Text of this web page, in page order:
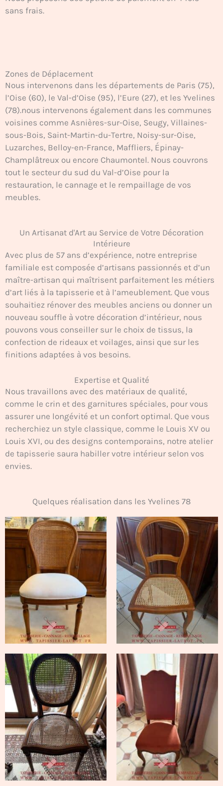
sans frais.
Zones de Déplacement
Nous intervenons dans les départements de Paris (75),
l’Oise (60), le Val-d’Oise (95), l’Eure (27), et les Yvelines
(78).nous intervenons également dans les communes
voisines comme Asnières-sur-Oise, Seugy, Villaines-
sous-Bois, Saint-Martin-du-Tertre, Noisy-sur-Oise,
Luzarches, Belloy-en-France, Maffliers, Épinay-
Champlâtreux ou encore Chaumontel. Nous couvrons
tout le secteur du sud du Val-d’Oise pour la
restauration, le cannage et le rempaillage de vos
meubles.
Un Artisanat d'Art au Service de Votre Décoration
Intérieure
Avec plus de 57 ans d’expérience, notre entreprise
familiale est composée d’artisans passionnés et d’un
maître-artisan qui maîtrisent parfaitement les métiers
d’art liés à la tapisserie et à l’ameublement. Que vous
souhaitiez rénover des meubles anciens ou donner un
nouveau souffle à votre décoration d’intérieur, nous
pouvons vous conseiller sur le choix de tissus, la
confection de rideaux et voilages, ainsi que sur les
finitions adaptées à vos besoins.
Expertise et Qualité
Nous travaillons avec des matériaux de qualité,
comme le crin et des garnitures spéciales, pour vous
assurer une longévité et un confort optimal. Que vous
recherchiez un style classique, comme le Louis XV ou
Louis XVI, ou des designs contemporains, notre atelier
de tapisserie saura habiller votre intérieur selon vos
envies.
Quelques réalisation dans les Yvelines 78